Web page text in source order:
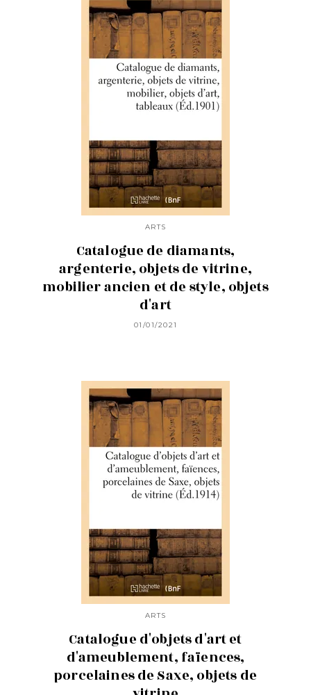
ARTS
Catalogue de diamants,
argenterie, objets de vitrine,
mobilier ancien et de style, objets
d'art
01/01/2021
ARTS
Catalogue d'objets d'art et
d'ameublement, faïences,
porcelaines de Saxe, objets de